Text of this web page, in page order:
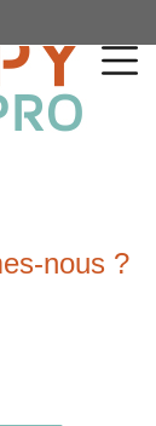
nous ?